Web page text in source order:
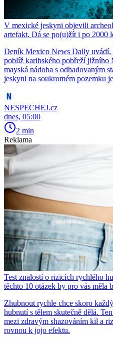
V mexické jeskyni objevili
artefakt. Dá se po(u)žít i po 2000
Deník Mexico News Daily uvádí,
poblíž karibského pobřeží jižního
mayská nádoba s odhadovaným
jeskyni na soukromém pozemku
NESPECHEJ.cz
dnes, 05:00
2 min
Reklama
Test znalostí o rizicích rychlého
těchto 10 otázek by pro vás měla
Zhubnout rychle chce skoro
hubnutí s tělem skutečně dělá.
mezi zdravým shazováním kil a
rovnou k jojo efektu.